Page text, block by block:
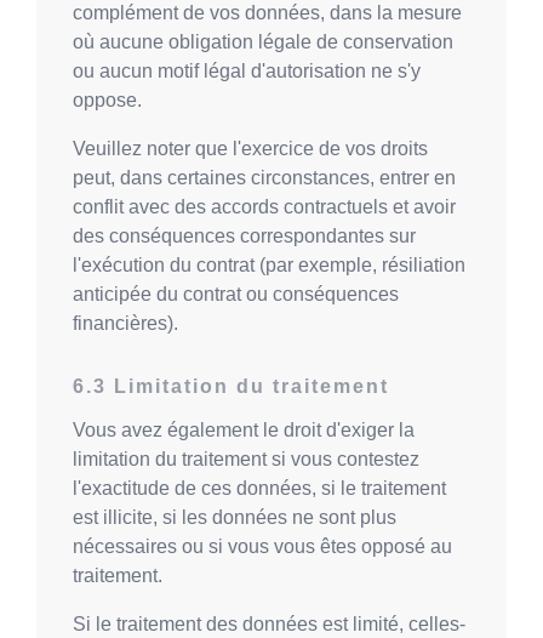
complément de vos données, dans la mesure
où aucune obligation légale de conservation
ou aucun motif légal d'autorisation ne s'y
oppose.
Veuillez noter que l'exercice de vos droits
peut, dans certaines circonstances, entrer en
conflit avec des accords contractuels et avoir
des conséquences correspondantes sur
l'exécution du contrat (par exemple, résiliation
anticipée du contrat ou conséquences
financières).
Limitation du traitement
Vous avez également le droit d'exiger la
limitation du traitement si vous contestez
l'exactitude de ces données, si le traitement
est illicite, si les données ne sont plus
nécessaires ou si vous vous êtes opposé au
traitement.
Si le traitement des données est limité, celles-